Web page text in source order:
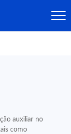
auxiliar no
como